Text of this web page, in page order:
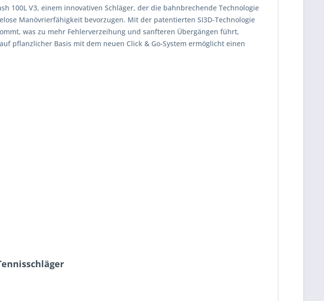
100L V3, einem innovativen Schläger, der die bahnbrechende Technologie
Manövrierfähigkeit bevorzugen. Mit der patentierten SI3D-Technologie
was zu mehr Fehlerverzeihung und sanfteren Übergängen führt,
pflanzlicher Basis mit dem neuen Click & Go-System ermöglicht einen